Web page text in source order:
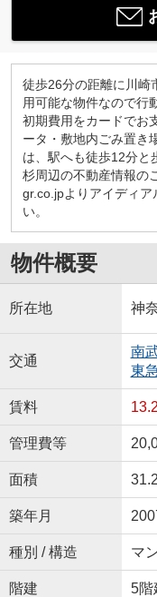
徒歩26分の距離に川崎
用可能な物件なので行
初期費用をカードでお
ータ・敷地内ごみ置き
は、駅へも徒歩12分と
杉周辺の不動産情報の
gr.co.jpよりアイディア
い。
物件概要
所在地 神
交通
南
東
賃料
管理費等
面積
築年月
種別 / 構造 マ
階建 5階